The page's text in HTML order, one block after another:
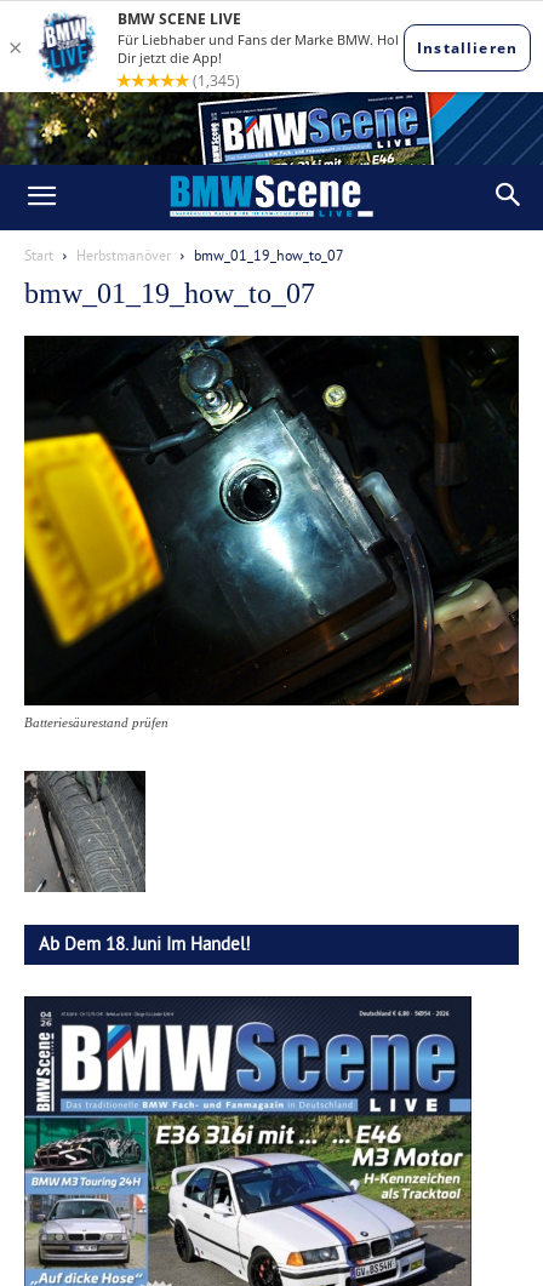
Start Herbstmanöver bmw_01_19_how_to_07
bmw_01_19_how_to_07
Batteriesäurestand prüfen
Ab Dem 18. Juni Im Handel!